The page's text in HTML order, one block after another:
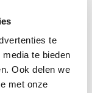
te
te bieden
Ook delen we
met onze